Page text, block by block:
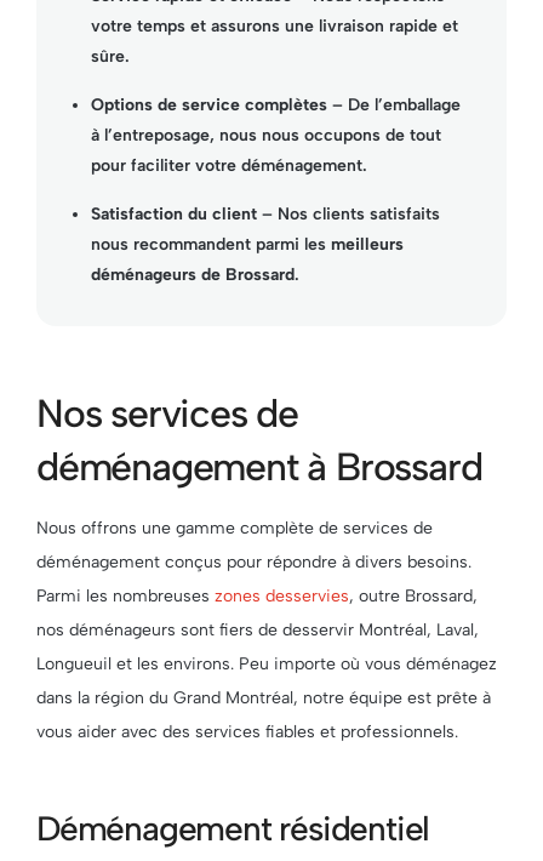
votre temps et assurons une livraison rapide et
sûre.
Options de service complètes – De l’emballage
à l’entreposage, nous nous occupons de tout
pour faciliter votre déménagement.
Satisfaction du client – Nos clients satisfaits
nous recommandent parmi les meilleurs
déménageurs de Brossard.
Nos services de
déménagement à Brossard
Nous offrons une gamme complète de services de
déménagement conçus pour répondre à divers besoins.
Parmi les nombreuses zones desservies, outre Brossard,
nos déménageurs sont fiers de desservir Montréal, Laval,
Longueuil et les environs. Peu importe où vous déménagez
dans la région du Grand Montréal, notre équipe est prête à
vous aider avec des services fiables et professionnels.
Déménagement résidentiel